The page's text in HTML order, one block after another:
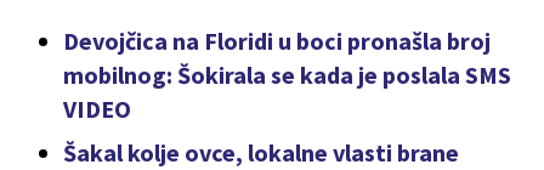
Devojčica na Floridi u boci pronašla broj
mobilnog: Šokirala se kada je poslala SMS
VIDEO
Šakal kolje ovce, lokalne vlasti brane